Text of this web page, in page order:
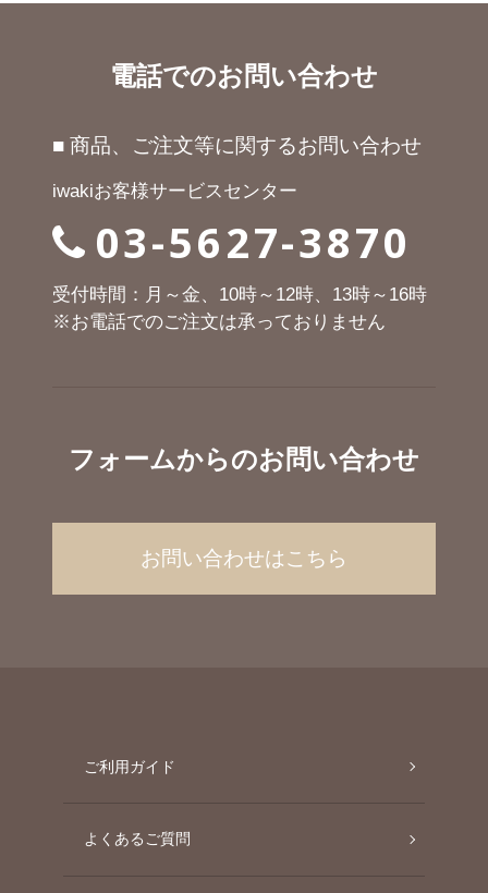
電話でのお問い合わせ
■ 商品、ご注文等に関するお問い合わせ
iwakiお客様サービスセンター
03-5627-3870
受付時間：月～金、10時～12時、13時～16時
※お電話でのご注文は承っておりません
フォームからのお問い合わせ
お問い合わせはこちら
ご利用ガイド
よくあるご質問